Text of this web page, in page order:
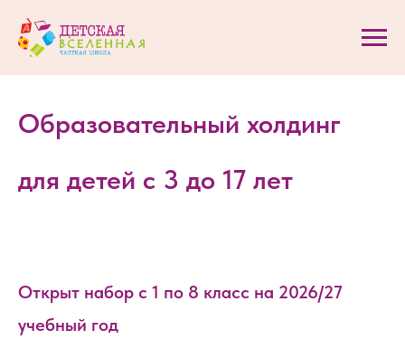
Образовательный холдинг
для детей с 3 до 17 лет
Открыт набор с 1 по 8 класс на 2026/27
учебный год